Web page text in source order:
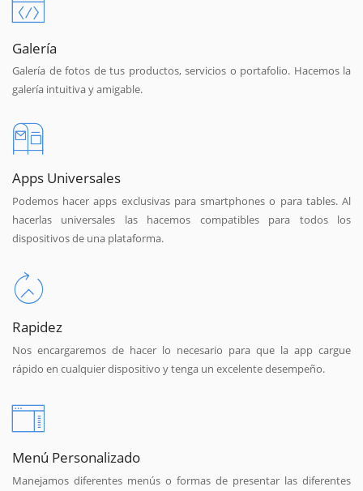
Galería
Galería de fotos de tus productos, servicios o portafolio. Hacemos la
galería intuitiva y amigable.
Apps Universales
Podemos hacer apps exclusivas para smartphones o para tables. Al
hacerlas universales las hacemos compatibles para todos los
dispositivos de una plataforma.
Rapidez
Nos encargaremos de hacer lo necesario para que la app cargue
rápido en cualquier dispositivo y tenga un excelente desempeño.
Menú Personalizado
Manejamos diferentes menús o formas de presentar las diferentes